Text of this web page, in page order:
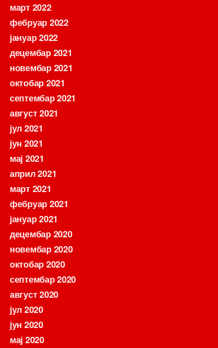
март 2022
фебруар 2022
јануар 2022
децембар 2021
новембар 2021
октобар 2021
септембар 2021
август 2021
јул 2021
јун 2021
мај 2021
април 2021
март 2021
фебруар 2021
јануар 2021
децембар 2020
новембар 2020
октобар 2020
септембар 2020
август 2020
јул 2020
јун 2020
мај 2020